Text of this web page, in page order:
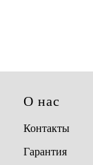
О нас
Контакты
Гарантия